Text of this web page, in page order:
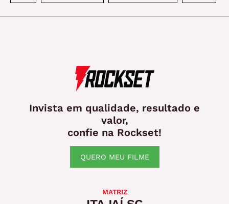
Invista em qualidade, resultado e
valor,
confie na Rockset!
QUERO MEU FILME
MATRIZ